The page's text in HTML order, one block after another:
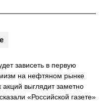
зависеть в первую
на нефтяном рынке
выглядит заметно
«Российской газете»